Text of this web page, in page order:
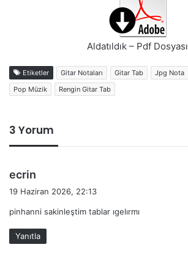
Aldatıldık – Pdf Dosyası
Etiketler Gitar Notaları Gitar Tab Jpg Nota
Pop Müzik
Rengin Gitar Tab
3 Yorum
ecrin
i
k
i
19 Haziran 2026, 22:13
pinhanni sakinleştim tablar ıgelırmı
Yanıtla